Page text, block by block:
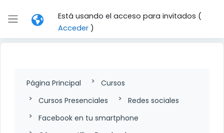
Panel lateral
Está usando el acceso para invitados (
Acceder)
Página Principal
Cursos
Cursos Presenciales
Redes sociales
Facebook en tu smartphone